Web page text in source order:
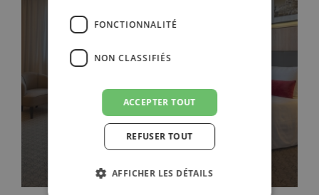
FONCTIONNALITÉ
NON CLASSIFIÉS
ACCEPTER TOUT
REFUSER TOUT
AFFICHER LES DÉTAILS